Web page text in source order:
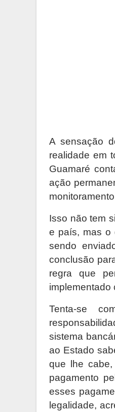
A sensação
realidade em
Guamaré
ação
Isso não tem
e país, mas o
sendo
conclusão
regra que
implementado
Tenta-se
sistema
ao Estado
que lhe
pagamento
esses
legalidade,